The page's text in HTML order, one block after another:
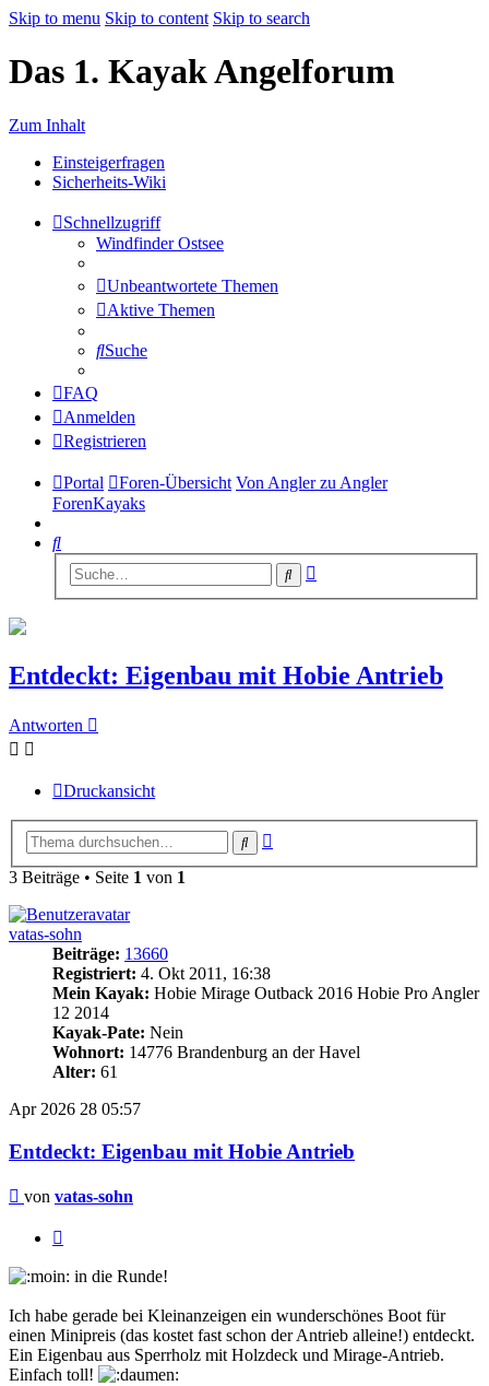
Skip to menu Skip to content Skip to search
Das 1. Kayak Angelforum
Zum Inhalt
Einsteigerfragen
Sicherheits-Wiki
Schnellzugriff
Windfinder Ostsee
Unbeantwortete Themen
Aktive Themen
Suche
FAQ
Anmelden
Registrieren
Portal Foren-Übersicht Von Angler zu Angler
ForenKayaks
Suche
Suche
Entdeckt: Eigenbau mit Hobie Antrieb
Antworten
Druckansicht
Suche
3 Beiträge • Seite 1 von 1
vatas-sohn
Beiträge: 13660
Registriert: 4. Okt 2011, 16:38
Mein Kayak: Hobie Mirage Outback 2016 Hobie Pro Angler
12 2014
Kayak-Pate: Nein
Wohnort: 14776 Brandenburg an der Havel
Alter: 61
Apr 2026 28 05:57
Entdeckt: Eigenbau mit Hobie Antrieb
Beitrag
von vatas-sohn
in die Runde!
Ich habe gerade bei Kleinanzeigen ein wunderschönes Boot für
einen Minipreis (das kostet fast schon der Antrieb alleine!) entdeckt.
Ein Eigenbau aus Sperrholz mit Holzdeck und Mirage-Antrieb.
Einfach toll!